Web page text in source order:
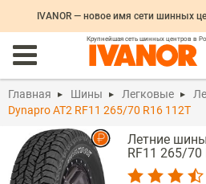
IVANOR — новое имя сети шинных
Крупнейшая сеть шинных центров в
Главная Шины Легковые
Dynapro AT2 RF11 265/70 R16 112T
Летние
RF11 265/70